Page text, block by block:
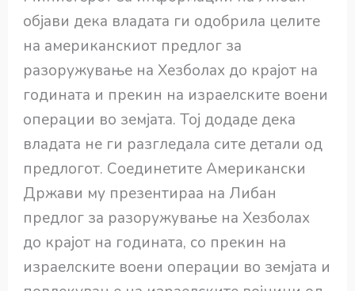
објави дека владата ги одобрила целите
на американскиот предлог за
разоружување на Хезболах до крајот на
годината и прекин на израелските воени
операции во земјата. Тој додаде дека
владата не ги разгледала сите детали од
предлогот. Соединетите Американски
Држави му презентираа на Либан
предлог за разоружување на Хезболах
до крајот на годината, со прекин на
израелските воени операции во земјата и